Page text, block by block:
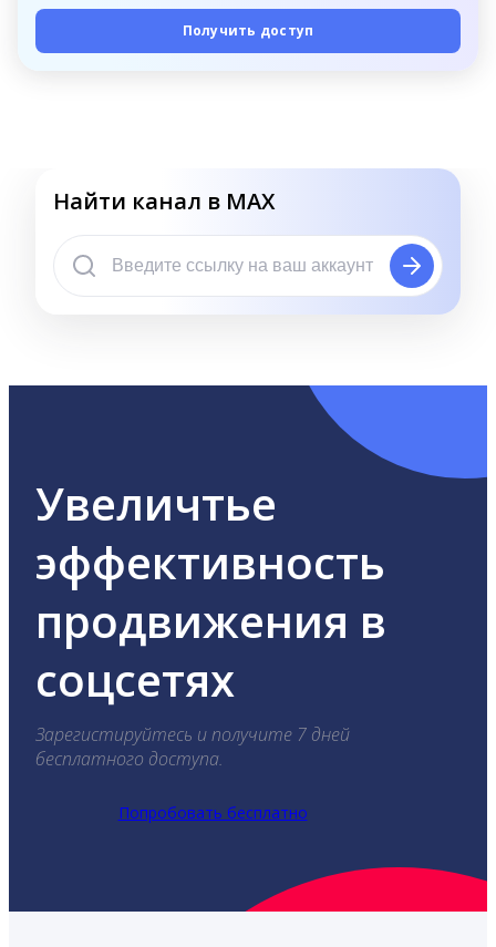
Получить доступ
Найти канал в MAX
Увеличтье
эффективность
продвижения в
соцсетях
Зарегистируйтесь и получите 7 дней
бесплатного доступа.
Попробовать бесплатно